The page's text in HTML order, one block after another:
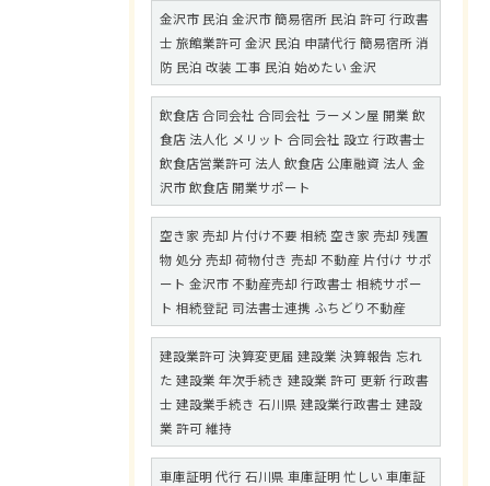
金沢市 民泊 金沢市 簡易宿所 民泊 許可 行政書
士 旅館業許可 金沢 民泊 申請代行 簡易宿所 消
防 民泊 改装 工事 民泊 始めたい 金沢
飲食店 合同会社 合同会社 ラーメン屋 開業 飲
食店 法人化 メリット 合同会社 設立 行政書士
飲食店営業許可 法人 飲食店 公庫融資 法人 金
沢市 飲食店 開業サポート
空き家 売却 片付け不要 相続 空き家 売却 残置
物 処分 売却 荷物付き 売却 不動産 片付け サポ
ート 金沢市 不動産売却 行政書士 相続サポー
ト 相続登記 司法書士連携 ふちどり不動産
建設業許可 決算変更届 建設業 決算報告 忘れ
た 建設業 年次手続き 建設業 許可 更新 行政書
士 建設業手続き 石川県 建設業行政書士 建設
業 許可 維持
車庫証明 代行 石川県 車庫証明 忙しい 車庫証